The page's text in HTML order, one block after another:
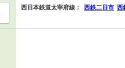
西日本鉄道太宰府線： 西鉄二日市 西